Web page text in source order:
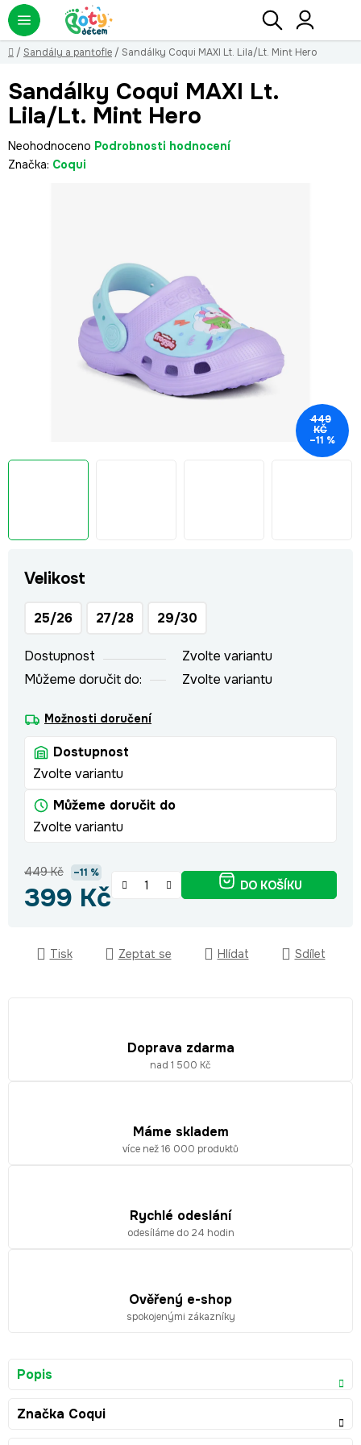
Přejít
na
obsah
Hledat
Domů
/ Sandály a pantofle / Sandálky Coqui MAXI Lt. Lila/Lt. Mint Hero
Velikost
25/26 27/28 29/30
Dostupnost
Zvolte variantu
Můžeme doručit do:
Zvolte variantu
Možnosti doručení
Dostupnost
Zvolte variantu
Můžeme doručit do
Zvolte variantu
449 Kč –11 %
399 Kč DO KOŠÍKU
Tisk Zeptat se Hlídat Sdílet
Sandálky Coqui MAXI Lt.
Lila/Lt. Mint Hero
Průměrné
hodnocení
Neohodnoceno Podrobnosti hodnocení
Značka: Coqui
449
KČ
–11 %
Doprava zdarma
nad 1 500 Kč
Máme skladem
více než 16 000 produktů
Rychlé odeslání
odesíláme do 24 hodin
Ověřený e-shop
spokojenými zákazníky
Popis
Značka Coqui